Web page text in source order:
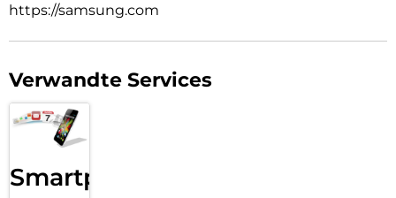
https://samsung.com
Verwandte Services
Smartphone